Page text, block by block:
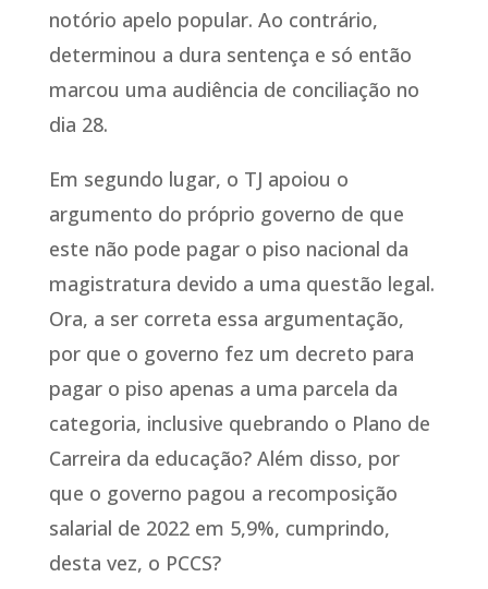
notório apelo popular. Ao contrário,
determinou a dura sentença e só então
marcou uma audiência de conciliação no
dia 28.
Em segundo lugar, o TJ apoiou o
argumento do próprio governo de que
este não pode pagar o piso nacional da
magistratura devido a uma questão legal.
Ora, a ser correta essa argumentação,
por que o governo fez um decreto para
pagar o piso apenas a uma parcela da
categoria, inclusive quebrando o Plano de
Carreira da educação? Além disso, por
que o governo pagou a recomposição
salarial de 2022 em 5,9%, cumprindo,
desta vez, o PCCS?